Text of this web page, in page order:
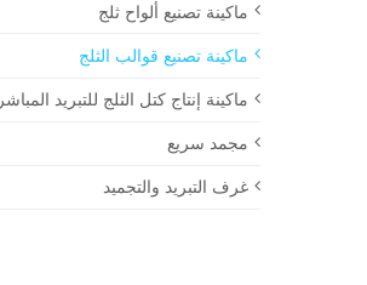
ماكينة تصنيع ألواح ثلج
ماكينة تصنيع قوالب الثلج
ماكينة إنتاج كتل الثلج للتبريد المباشر
مجمد سريع
غرف التبريد والتجميد